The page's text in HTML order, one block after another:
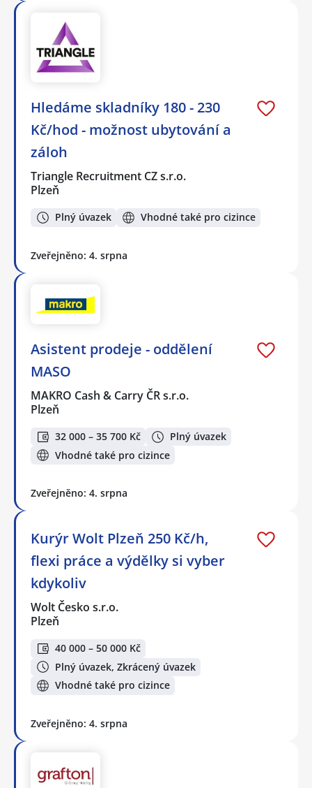
Hledáme skladníky 180 - 230
Kč/hod - možnost ubytování a
záloh
Triangle Recruitment CZ s.r.o.
Plzeň
Plný úvazek Vhodné také pro cizince
Zveřejněno: 4. srpna
Asistent prodeje - oddělení
MASO
MAKRO Cash & Carry ČR s.r.o.
Plzeň
32 000 – 35 700 Kč
Plný úvazek
Vhodné také pro cizince
Zveřejněno: 4. srpna
Kurýr Wolt Plzeň 250 Kč/h,
flexi práce a výdělky si vyber
kdykoliv
Wolt Česko s.r.o.
Plzeň
40 000 – 50 000 Kč
Plný úvazek, Zkrácený úvazek
Vhodné také pro cizince
Zveřejněno: 4. srpna